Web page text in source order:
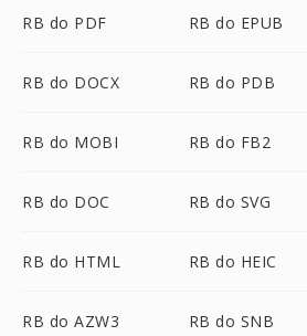
RB do PDF RB do EPUB
RB do DOCX RB do PDB
RB do MOBI RB do FB2
RB do DOC RB do SVG
RB do HTML RB do HEIC
RB do AZW3 RB do SNB